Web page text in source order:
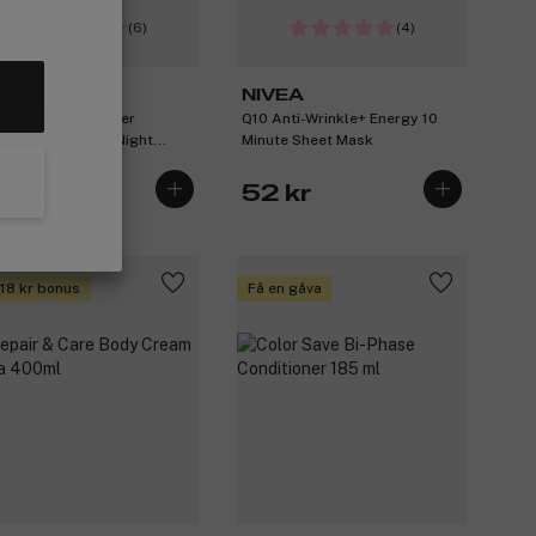
(6)
Cellular Filler
Anti-Age Night
(4)
NIVEA
Q10 Anti-Wrinkle+ Energy 10
Minute Sheet Mask
52 kr
kr bonus Få en gåva